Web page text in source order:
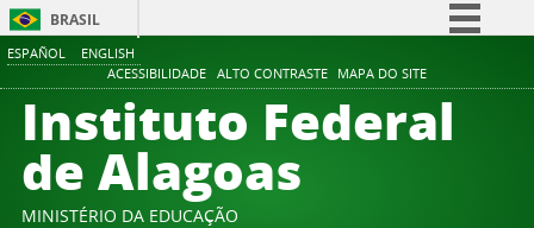
ESPAÑOL ENGLISH
ACESSIBILIDADE ALTO CONTRASTE MAPA DO SITE
BRASIL
Comunica BR
Participe
Instituto Federal
de Alagoas
MINISTÉRIO DA EDUCAÇÃO